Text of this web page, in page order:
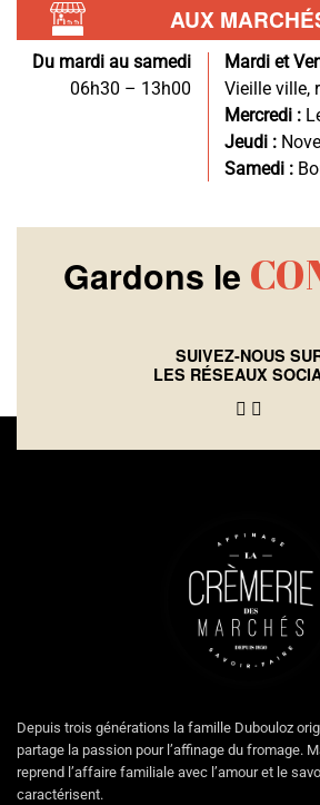
AUX
Du mardi au samedi
06h30 – 13h00
Mardi et
Vieille ville,
Mercredi :
Jeudi : Novel
Samedi :
Gardons le
SUIVEZ-NOUS
LES RÉSEAUX
Depuis trois générations la famille Dubouloz
partage la passion pour l’affinage du fromage.
reprend l’affaire familiale avec l’amour et le
caractérisent.